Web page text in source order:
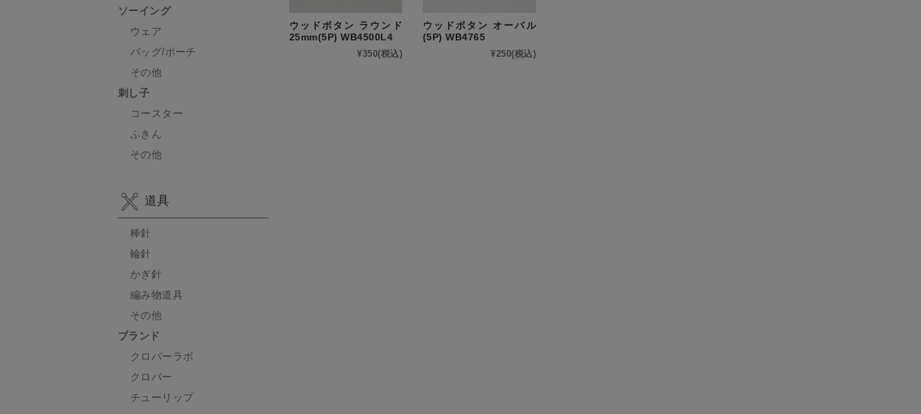
ウッドボタン ラウンド
25mm(5P) WB4500L4
¥350(税込)
ウッドボタン オーバル
(5P) WB4765
¥250(税込)
ソーイング
ウェア
バッグ/ポーチ
その他
刺し子
コースター
ふきん
その他
道具
棒針
輪針
かぎ針
編み物道具
その他
ブランド
クロバーラボ
クロバー
チューリップ